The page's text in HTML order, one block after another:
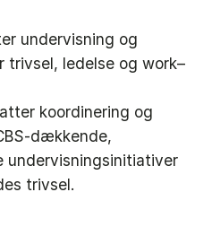
undervisning og
trivsel, ledelse og work–
koordinering og
dækkende,
undervisningsinitiativer
trivsel.